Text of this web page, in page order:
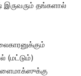
இருவரும் தங்களால்
(மட்டும்)